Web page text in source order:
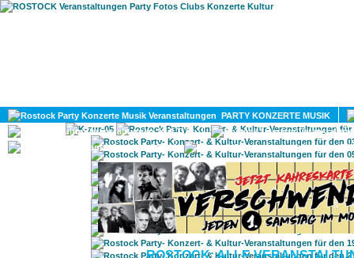
PARTY KONZERTE MUSIK
KULTUR
GAY
ROSTOCK: ALLE